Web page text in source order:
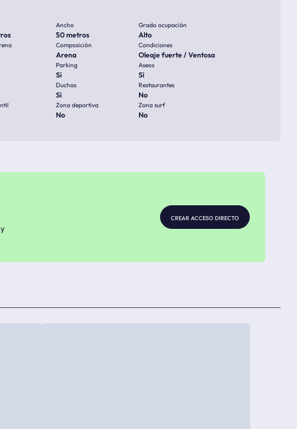
Ancho
50 metros
Grado ocupación
Alto
Composición
Arena
Condiciones
Oleaje fuerte / Ventosa
Parking
Sí
Aseos
Sí
Duchas
Sí
Restaurantes
No
Zona deportiva
No
Zona surf
No
crear acceso directo